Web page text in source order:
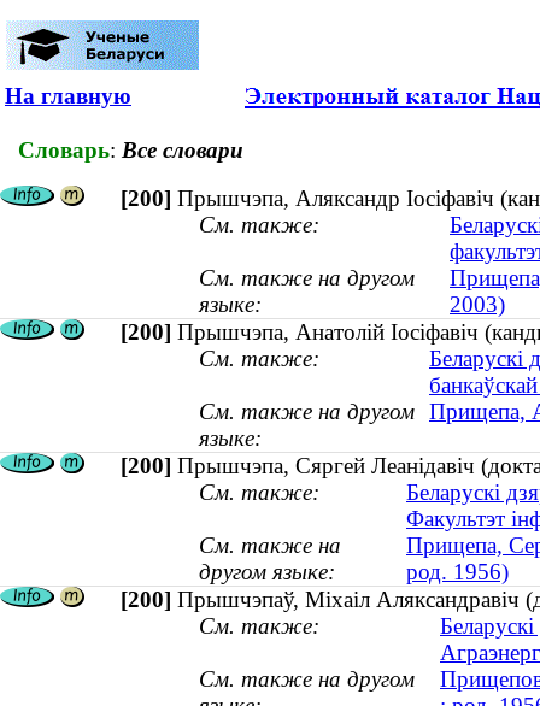
На главную
Словарь: Все словари
[200] Прышчэпа, Аляксандр Іосіфавіч
См. также:
См. также на другом
языке:
2003)
[200] Прышчэпа, Анатолій Іосіфавіч
См. также:
Беларускі
См. также на другом
языке:
Прищепа,
[200] Прышчэпа, Сяргей Леанідавіч
См. также:
Беларускі
Факультэт
См. также на
другом языке:
Прищепа,
род. 1956)
[200] Прышчэпаў, Міхаіл Аляксандравіч
См. также:
См. также на другом